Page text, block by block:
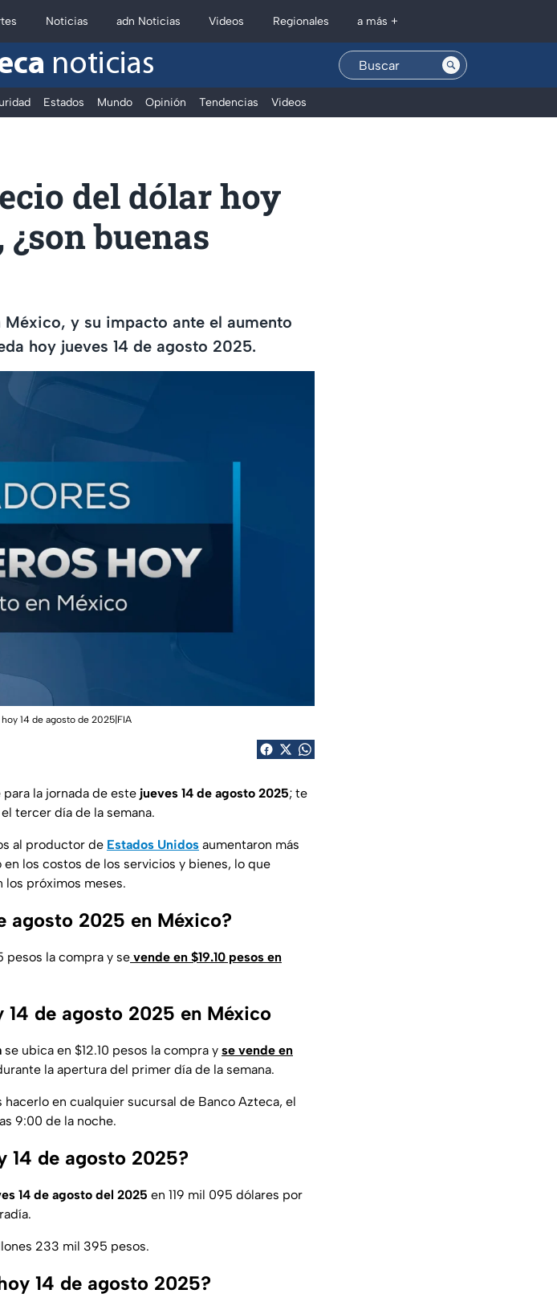
Noticias adn Noticias Videos Regionales a más +
noticias
Estados Mundo Opinión Tendencias Videos
del dólar hoy
¿son buenas
y su impacto ante el aumento
hoy jueves 14 de agosto 2025.
14 de agosto de 2025|FIA
para la jornada de este jueves 14 de agosto 2025; te
tercer día de la semana.
al productor de Estados Unidos aumentaron más
los costos de los servicios y bienes, lo que
los próximos meses.
agosto 2025 en México?
pesos la compra y se vende en $19.10 pesos en
de agosto 2025 en México
se ubica en $12.10 pesos la compra y se vende en
la apertura del primer día de la semana.
en cualquier sucursal de Banco Azteca, el
9:00 de la noche.
14 de agosto 2025?
14 de agosto del 2025 en 119 mil 095 dólares por
233 mil 395 pesos.
14 de agosto 2025?